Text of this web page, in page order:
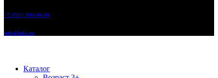
+7 (999) 999-99-99
info@info.ru
Каталог